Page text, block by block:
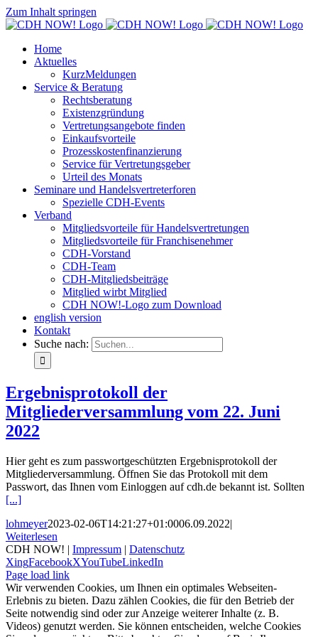
Zum Inhalt springen
Home
Aktuelles
KurzMeldungen
Service & Beratung
Rechtsberatung
Existenzgründung
Vertretungsangebote finden
Einkaufsvorteile
Prozesskostenfinanzierung
Service für Vertretungsgeber
Urteil des Monats
Seminare und Handelsvertreterforen
Spezielle CDH-Events
Verband
Mitgliedsvorteile für Handelsvertretungen
Mitgliedsvorteile für Franchisenehmer
CDH-Vorstand
CDH-Team
CDH-Mitgliedsbeiträge
Mitglied wirbt Mitglied
CDH NOW!-Logo zum Download
english version
Kontakt
Suche nach:
Ergebnisprotokoll der
Mitgliederversammlung vom 22. Juni
2022
Hier geht es zum passwortgeschützten Ergebnisprotokoll der
Mitgliederversammlung. Öffnen Sie das Protokoll mit dem
Passwort, das Ihnen vom Einloggen auf cdh.de bekannt ist. Sollten
[...]
lohmeyer2023-02-06T14:21:27+01:0006.09.2022|
Weiterlesen
CDH NOW! | Impressum | Datenschutz
XingFacebookXYouTubeLinkedIn
Page load link
Wir verwenden Cookies, um Ihnen ein optimales Webseiten-
Erlebnis zu bieten. Dazu zählen Cookies, die für den Betrieb der
Seite notwendig sind oder zur Anzeige weiterer Inhalte (z. B.
Videos) genutzt werden. Sie können entscheiden, welche Cookies